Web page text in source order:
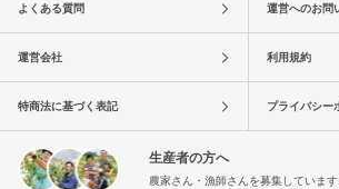
よくある質問 運営へのお問
運営会社 利用規約
特商法に基づく表記 プライバシー
生産者の方へ
農家さん・漁師さんを募集しています!